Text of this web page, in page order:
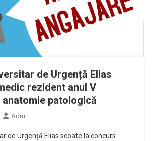
de Urgență Elias
rezident anul V
patologică
Adm
de Urgență Elias scoate la concurs